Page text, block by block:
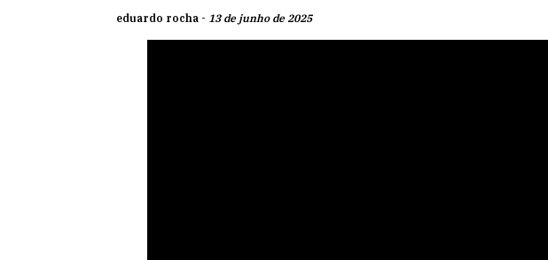
eduardo rocha - 13 de junho de 2025